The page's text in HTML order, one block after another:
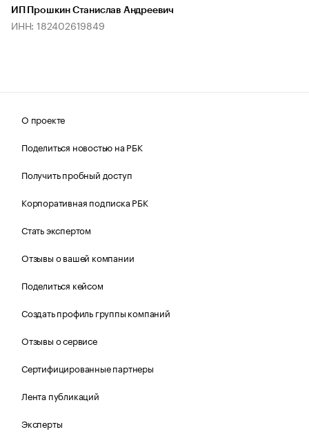
ИП Прошкин Станислав Андреевич
ИНН: 182402619849
О проекте
Поделиться новостью на РБК
Получить пробный доступ
Корпоративная подписка РБК
Стать экспертом
Отзывы о вашей компании
Поделиться кейсом
Создать профиль группы компаний
Отзывы о сервисе
Сертифицированные партнеры
Лента публикаций
Эксперты